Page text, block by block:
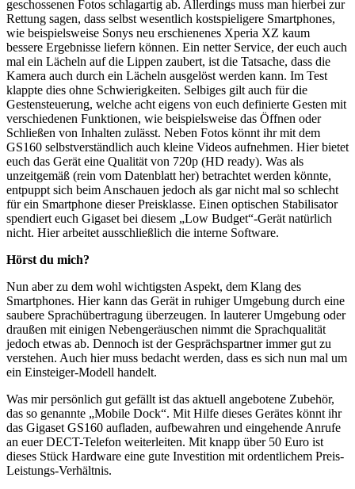
geschossenen Fotos schlagartig ab. Allerdings muss man hierbei zur
Rettung sagen, dass selbst wesentlich kostspieligere Smartphones,
wie beispielsweise Sonys neu erschienenes Xperia XZ kaum
bessere Ergebnisse liefern können. Ein netter Service, der euch auch
mal ein Lächeln auf die Lippen zaubert, ist die Tatsache, dass die
Kamera auch durch ein Lächeln ausgelöst werden kann. Im Test
klappte dies ohne Schwierigkeiten. Selbiges gilt auch für die
Gestensteuerung, welche acht eigens von euch definierte Gesten mit
verschiedenen Funktionen, wie beispielsweise das Öffnen oder
Schließen von Inhalten zulässt. Neben Fotos könnt ihr mit dem
GS160 selbstverständlich auch kleine Videos aufnehmen. Hier bietet
euch das Gerät eine Qualität von 720p (HD ready). Was als
unzeitgemäß (rein vom Datenblatt her) betrachtet werden könnte,
entpuppt sich beim Anschauen jedoch als gar nicht mal so schlecht
für ein Smartphone dieser Preisklasse. Einen optischen Stabilisator
spendiert euch Gigaset bei diesem „Low Budget“-Gerät natürlich
nicht. Hier arbeitet ausschließlich die interne Software.
Hörst du mich?
Nun aber zu dem wohl wichtigsten Aspekt, dem Klang des
Smartphones. Hier kann das Gerät in ruhiger Umgebung durch eine
saubere Sprachübertragung überzeugen. In lauterer Umgebung oder
draußen mit einigen Nebengeräuschen nimmt die Sprachqualität
jedoch etwas ab. Dennoch ist der Gesprächspartner immer gut zu
verstehen. Auch hier muss bedacht werden, dass es sich nun mal um
ein Einsteiger-Modell handelt.
Was mir persönlich gut gefällt ist das aktuell angebotene Zubehör,
das so genannte „Mobile Dock“. Mit Hilfe dieses Gerätes könnt ihr
das Gigaset GS160 aufladen, aufbewahren und eingehende Anrufe
an euer DECT-Telefon weiterleiten. Mit knapp über 50 Euro ist
dieses Stück Hardware eine gute Investition mit ordentlichem Preis-
Leistungs-Verhältnis.